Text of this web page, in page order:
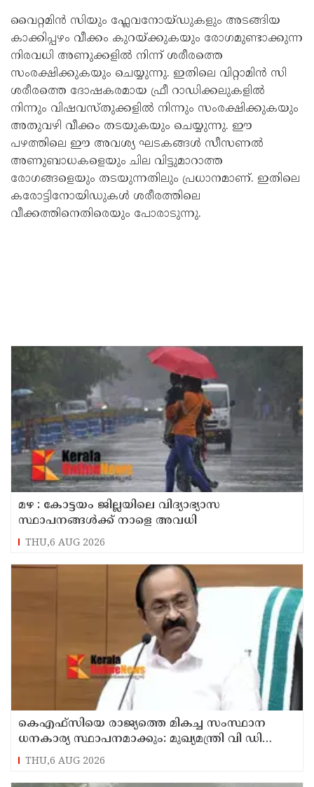
വൈറ്റമിൻ സിയും ഫ്ലേവനോയ്ഡുകളും അടങ്ങിയ
കാക്കിപ്പഴം വീക്കം കുറയ്ക്കുകയും രോഗമുണ്ടാക്കുന്ന
നിരവധി അണുക്കളിൽ നിന്ന് ശരീരത്തെ
സംരക്ഷിക്കുകയും ചെയ്യുന്നു. ഇതിലെ വിറ്റാമിൻ സി
ശരീരത്തെ ദോഷകരമായ ഫ്രീ റാഡിക്കലുകളിൽ
നിന്നും വിഷവസ്തുക്കളിൽ നിന്നും സംരക്ഷിക്കുകയും
അതുവഴി വീക്കം തടയുകയും ചെയ്യുന്നു. ഈ
പഴത്തിലെ ഈ അവശ്യ ഘടകങ്ങൾ സീസണൽ
അണുബാധകളെയും ചില വിട്ടുമാറാത്ത
രോഗങ്ങളെയും തടയുന്നതിലും പ്രധാനമാണ്. ഇതിലെ
കരോട്ടിനോയിഡുകൾ ശരീരത്തിലെ
വീക്കത്തിനെതിരെയും പോരാടുന്നു.
മഴ : കോട്ടയം ജില്ലയിലെ വിദ്യാഭ്യാസ
സ്ഥാപനങ്ങൾക്ക് നാളെ അവധി
THU,6 AUG 2026
കെഎഫ്‌സിയെ രാജ്യത്തെ മികച്ച സംസ്ഥാന
ധനകാര്യ സ്ഥാപനമാക്കും: മുഖ്യമന്ത്രി വി ഡി
സതീശൻ
THU,6 AUG 2026